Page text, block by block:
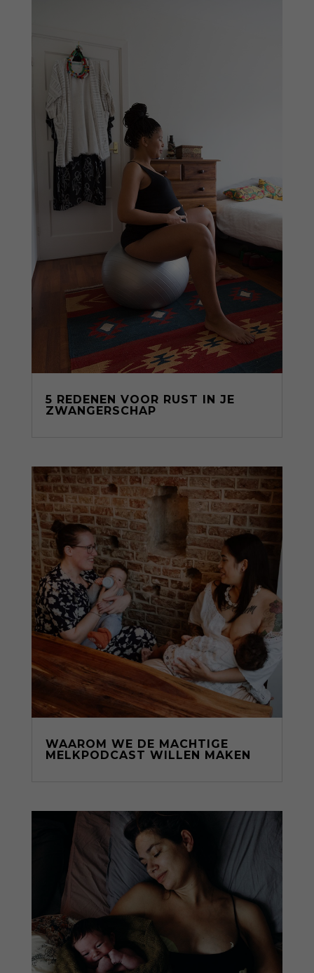
5 REDENEN VOOR RUST IN JE
ZWANGERSCHAP
WAAROM WE DE MACHTIGE
MELKPODCAST WILLEN MAKEN